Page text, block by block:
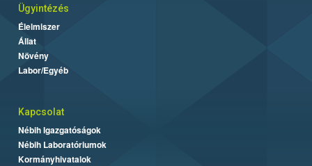
Ügyintézés
Élelmiszer
Állat
Növény
Labor/Egyéb
Kapcsolat
Nébih Igazgatóságok
Nébih Laboratóriumok
Kormányhivatalok